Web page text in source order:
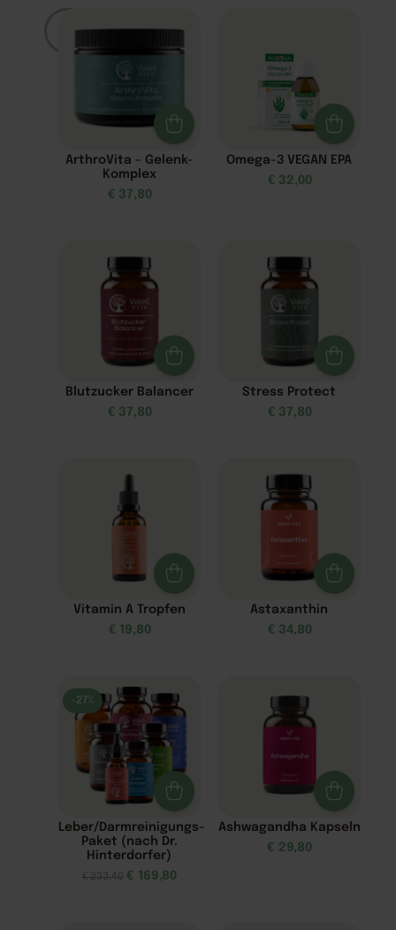
Filter
ArthroVita – Gelenk-
Komplex
€ 37,80
Omega-3 VEGAN EPA
€ 32,00
Blutzucker Balancer
€ 37,80
Stress Protect
€ 37,80
Vitamin A Tropfen
€ 19,80
Astaxanthin
€ 34,80
-27%
Leber/Darmreinigungs-
Paket (nach Dr.
Hinterdorfer)
€233,40 € 169,80
Ashwagandha Kapseln
€ 29,80